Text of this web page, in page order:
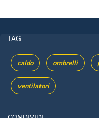
TAG
caldo ombrelli
ventilatori